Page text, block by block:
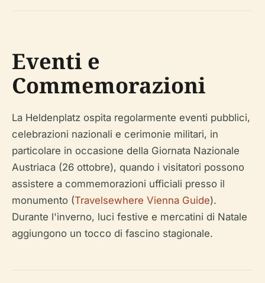
Eventi e
Commemorazioni
La Heldenplatz ospita regolarmente eventi pubblici,
celebrazioni nazionali e cerimonie militari, in
particolare in occasione della Giornata Nazionale
Austriaca (26 ottobre), quando i visitatori possono
assistere a commemorazioni ufficiali presso il
monumento (Travelsewhere Vienna Guide).
Durante l'inverno, luci festive e mercatini di Natale
aggiungono un tocco di fascino stagionale.